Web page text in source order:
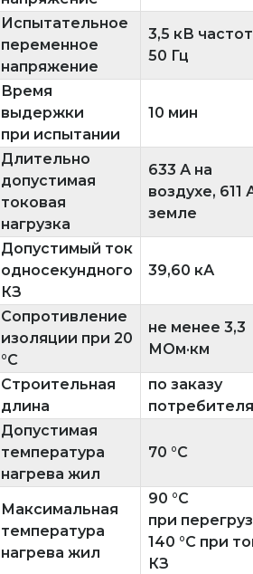
Испытательное
переменное
напряжение
3,5 кВ
50 Гц
Время
выдержки
при испытании
10 мин
Длительно
допустимая
токовая
нагрузка
633 А на
воздухе, 611
земле
Допустимый ток
односекундного
КЗ
39,60 кА
Сопротивление
изоляции при 20
°C
не менее 3,3
МОм·км
Строительная
длина
по заказу
потребителя
Допустимая
температура
нагрева жил
70 °C
Максимальная
температура
нагрева жил
90 °C
при
140 °C при
КЗ